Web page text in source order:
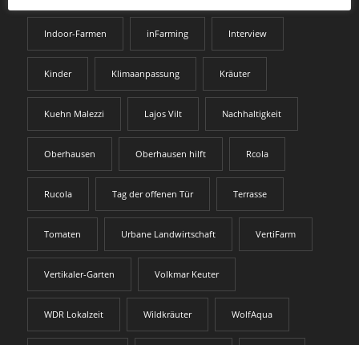
Indoor-Farmen inFarming Interview
Kinder Klimaanpassung Kräuter
Kuehn Malezzi Lajos Vilt Nachhaltigkeit
Oberhausen Oberhausen hilft Rcola
Rucola Tag der offenen Tür Terrasse
Tomaten Urbane Landwirtschaft VertiFarm
Vertikaler-Garten Volkmar Keuter
WDR Lokalzeit Wildkräuter WolfAqua